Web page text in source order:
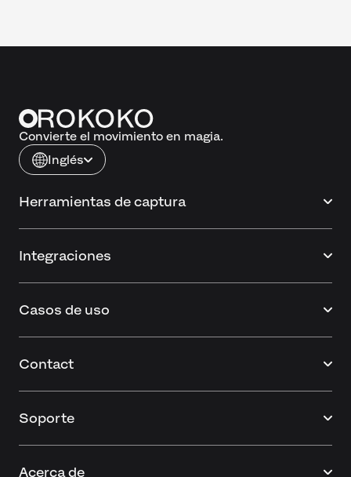
Convierte el movimiento en magia.
Inglés
Herramientas de captura
Integraciones
Casos de uso
Contact
Soporte
Acerca de